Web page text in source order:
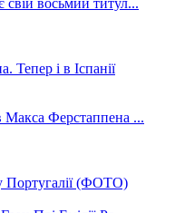
Тепер і в Іспанії
Португалії (ФОТО)